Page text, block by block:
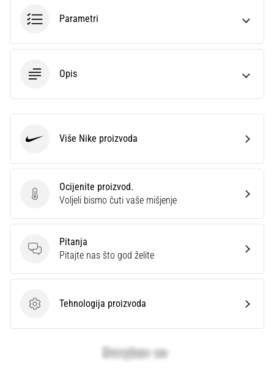
Parametri
Opis
Ocijenite proizvod.
Ocijenite proizvod.
Voljeli bismo čuti vaše mišjenje
Pitanja
Pitanja
Pitajte nas što god želite
Tehnologija proizvoda
Tehnologija proizvoda
Više Nike proizvoda